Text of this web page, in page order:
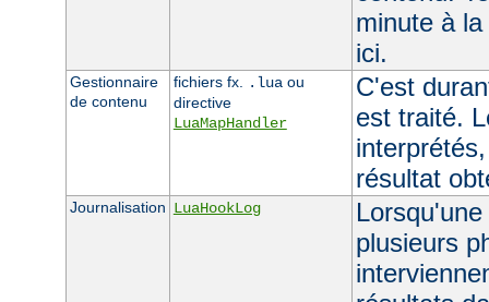
minute à
ici.
Gestionnaire
de contenu
fichiers fx. .lua ou
directive
LuaMapHandler
C'est
est traité.
résultat
Journalisation LuaHookLog
plusieurs